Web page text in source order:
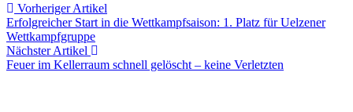
Beitragsnavigation
Vorheriger Artikel
Artikel:
Erfolgreicher Start in die Wettkampfsaison: 1. Platz für Uelzener
Wettkampfgruppe
Nächster Artikel
Artikel:
Feuer im Kellerraum schnell gelöscht – keine Verletzten